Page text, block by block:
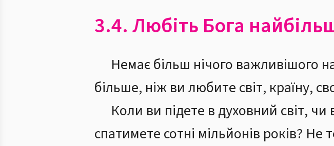
3.4. Любіть Бога
Немає більш нічого важливішого
більше, ніж ви любите світ, країну,
Коли ви підете в духовний світ,
спатимете сотні мільйонів років?